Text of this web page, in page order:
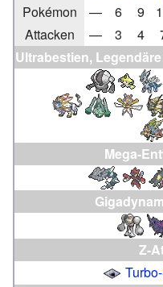
Pokémon
— 6 9
Attacken
— 3 4
Ultrabestien, Legendäre
Mega-
Z-